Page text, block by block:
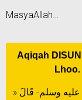
MasyaAllah…
Aqiqah
وسلم- قَالَ «